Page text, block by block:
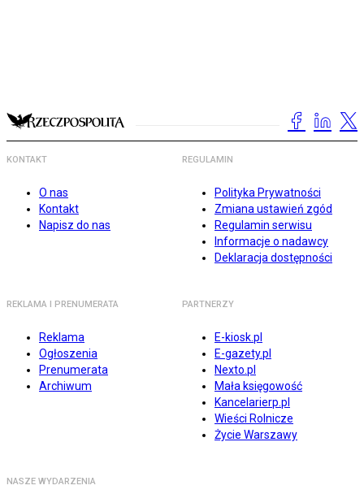
KONTAKT
O nas
Kontakt
Napisz do nas
REGULAMIN
Polityka Prywatności
Zmiana ustawień zgód
Regulamin serwisu
Informacje o nadawcy
Deklaracja dostępności
REKLAMA I PRENUMERATA
Reklama
Ogłoszenia
Prenumerata
Archiwum
PARTNERZY
E-kiosk.pl
E-gazety.pl
Nexto.pl
Mała księgowość
Kancelarierp.pl
Wieści Rolnicze
Życie Warszawy
NASZE WYDARZENIA